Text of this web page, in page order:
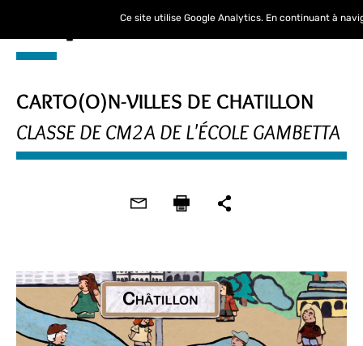
CARTO(O)N-VILLES DE CHATILLON
CLASSE DE CM2A DE L'ÉCOLE GAMBETTA
Ce site utilise Google Analytics. En continuant à